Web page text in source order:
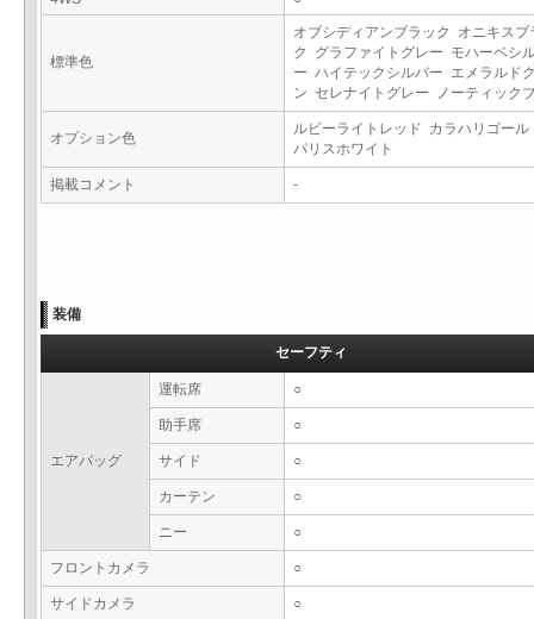
標準色
オブシディアンブラック オニキスブ
ク グラファイトグレー モハーベシ
ー ハイテックシルバー エメラルド
ン セレナイトグレー ノーティック
オプション色
ルビーライトレッド カラハリゴー
パリスホワイト
掲載コメント -
装備
セーフティ
エアバッグ
運転席 ○
助手席 ○
サイド ○
カーテン ○
ニー ○
フロントカメラ ○
サイドカメラ ○